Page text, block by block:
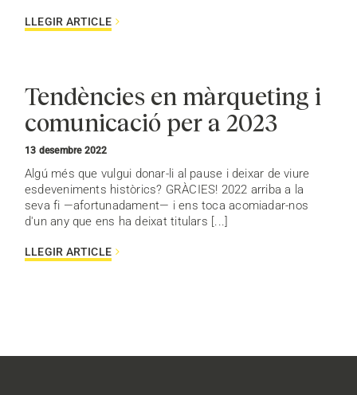
LLEGIR ARTICLE
Tendències en màrqueting i
comunicació per a 2023
13 desembre 2022
Algú més que vulgui donar-li al pause i deixar de viure
esdeveniments històrics? GRÀCIES! 2022 arriba a la
seva fi —afortunadament— i ens toca acomiadar-nos
d'un any que ens ha deixat titulars [...]
LLEGIR ARTICLE